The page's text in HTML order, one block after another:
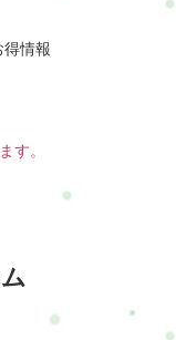
得情報
す。